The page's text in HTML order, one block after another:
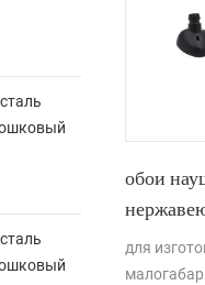
обои
для